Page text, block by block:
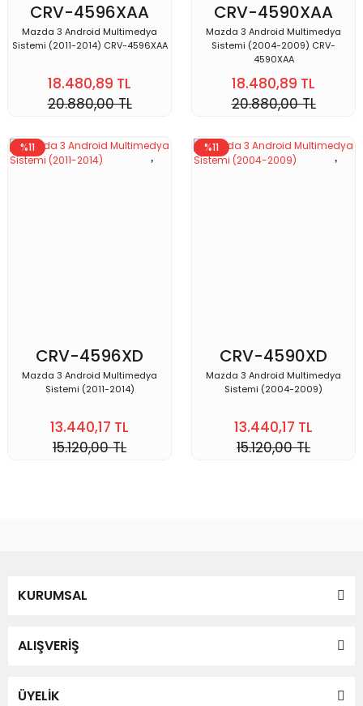
CRV-4596XAA
Mazda 3 Android Multimedya
Sistemi (2011-2014) CRV-4596XAA
18.480,89 TL
20.880,00 TL
CRV-4590XAA
Mazda 3 Android Multimedya
Sistemi (2004-2009) CRV-
4590XAA
18.480,89 TL
20.880,00 TL
%11
CRV-4596XD
Mazda 3 Android Multimedya
Sistemi (2011-2014)
13.440,17 TL
15.120,00 TL
%11
CRV-4590XD
Mazda 3 Android Multimedya
Sistemi (2004-2009)
13.440,17 TL
15.120,00 TL
KURUMSAL
ALIŞVERİŞ
ÜYELİK